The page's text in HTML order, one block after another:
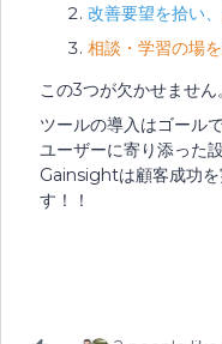
改善要望を拾い
相談・学習の場
この3つが欠かせません。
ツールの導入はゴール
ユーザーに寄り添った
Gainsightは顧客成功を
す！！